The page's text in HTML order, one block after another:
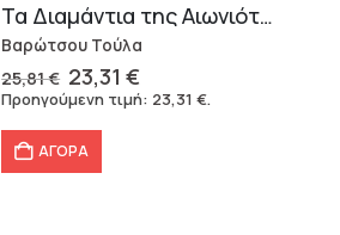
Τα Διαμάντια της Αιωνιότητας
Βαρώτσου Τούλα
25,81€ Original
price
25,81 €.
23,31€
τρέχουσα
Προηγούμενη τιμή: 23,31€.
ΑΓΟΡΑ